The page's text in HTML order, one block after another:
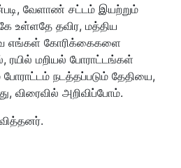
வேளாண் சட்டம் இயற்றும்
உள்ளதே தவிர, மத்திய
எங்கள் கோரிக்கைகளை
ரயில் மறியல் போராட்டங்கள்
போராட்டம் நடத்தப்படும் தேதியை,
விரைவில் அறிவிப்போம்.